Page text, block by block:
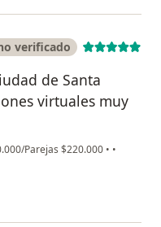
verificado
de Santa
virtuales muy
Parejas $220.000 • •